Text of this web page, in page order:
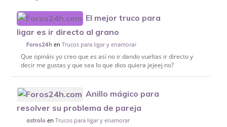
El mejor truco para
ligar es ir directo al grano
Foros24h enTrucos para ligar y enamorar
Que opináis yo creo que es así no ir dando vueltas ir directo y
decir me gustas y que sea lo que dios quiera jejeej no?
Anillo mágico para
resolver su problema de pareja
astrolo enTrucos para ligar y enamorar